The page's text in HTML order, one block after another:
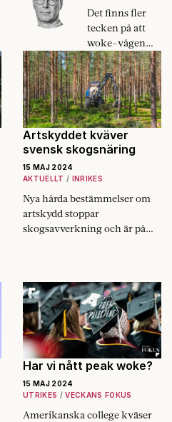
Det finns fler
tecken på att
woke-vågen
har passerat sitt
högvattenläge i
USA och är på
väg att ebba ut
där.
Artskyddet kväver
svensk skogsnäring
15 MAJ 2024
AKTUELLT
INRIKES
Nya hårda bestämmelser om
artskydd stoppar
skogsavverkning och är på
Har vi nått peak woke?
15 MAJ 2024
UTRIKES
VECKANS FOKUS
Amerikanska college kväser